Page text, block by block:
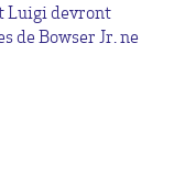
Luigi devront
de Bowser Jr. ne